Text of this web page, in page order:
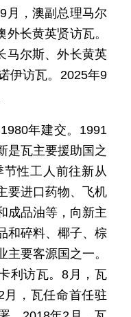
月，澳副总理马尔
长黄英贤访瓦。
马尔斯、外长黄英
伊访瓦。2025年9
年建交。1991
是瓦主要援助国之
性工人前往新从
要进口药物、飞机
成品油等，向新主
和碎料、椰子、棕
要客源国之一。
利访瓦。8月，瓦
，瓦任命首任驻